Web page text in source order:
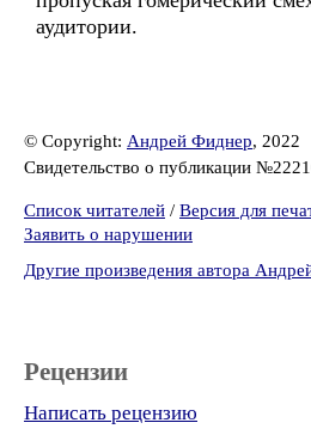
аудитории.
© Copyright: Андрей Фиднер, 2022
Свидетельство о публикации
Список читателей / Версия для
Заявить о нарушении
Другие произведения автора
Рецензии
Написать рецензию